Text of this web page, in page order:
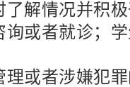
解情况并积
或者就诊；
或者涉嫌犯